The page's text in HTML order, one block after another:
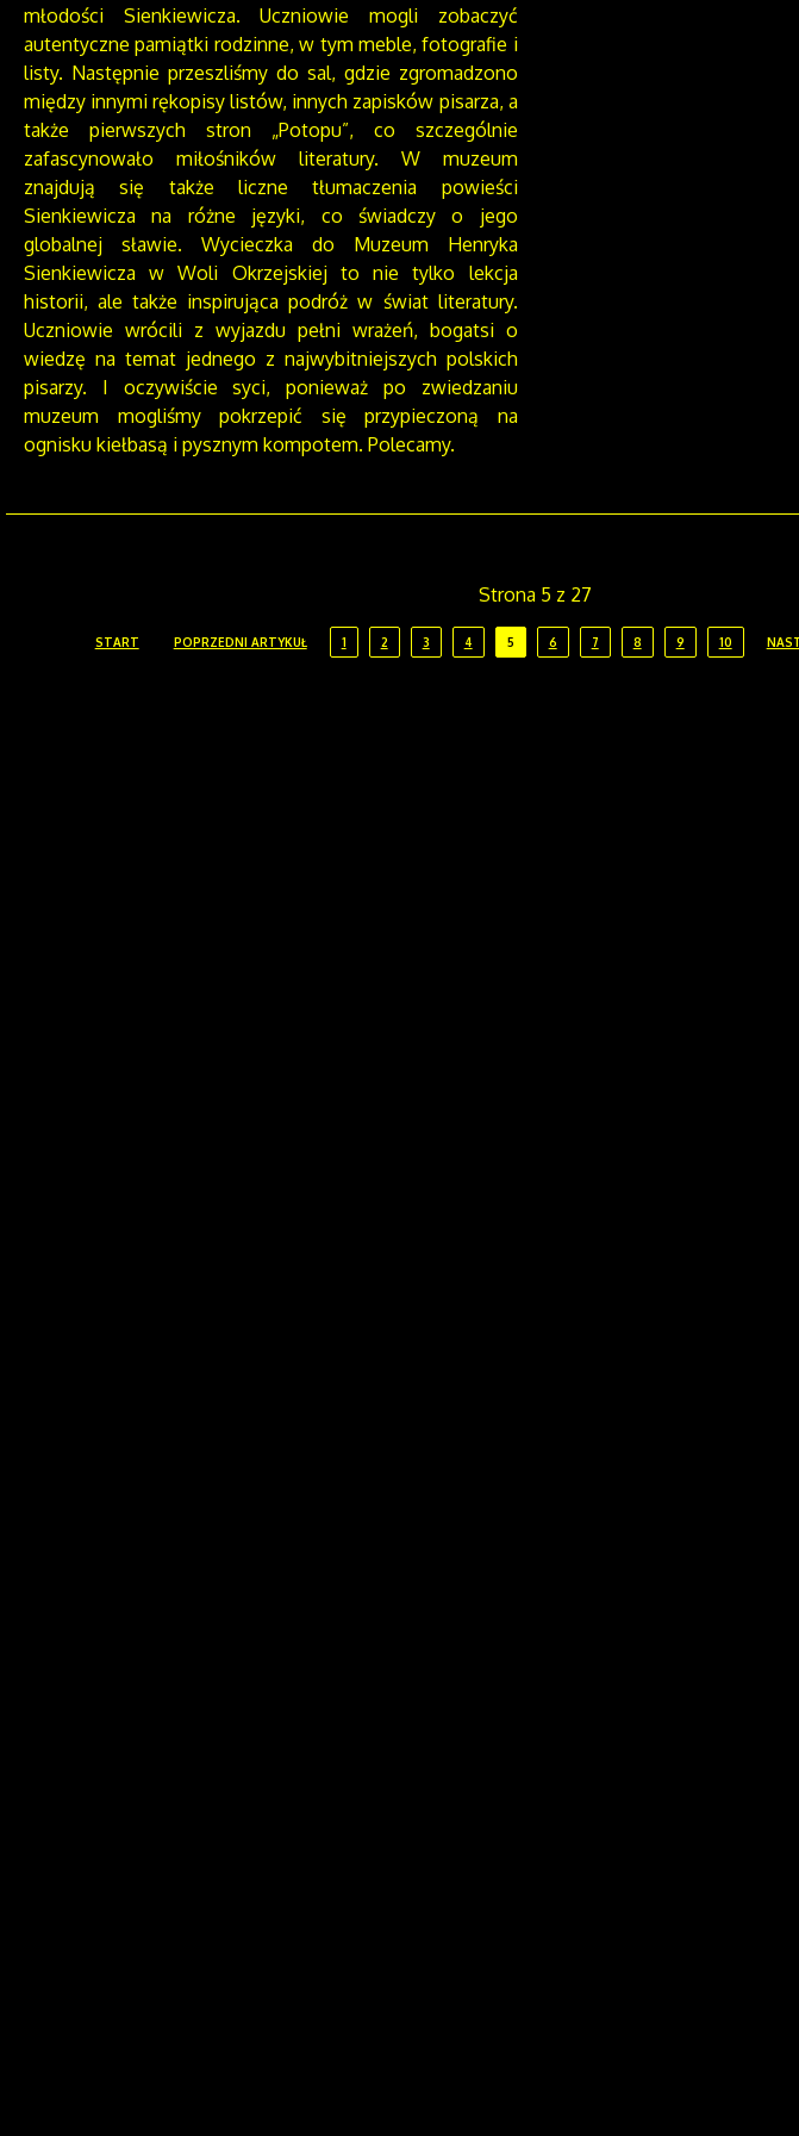
młodości Sienkiewicza. Uczniowie mogli zobaczyć
autentyczne pamiątki rodzinne, w tym meble, fotografie i
listy. Następnie przeszliśmy do sal, gdzie zgromadzono
między innymi rękopisy listów, innych zapisków pisarza, a
także pierwszych stron „Potopu”, co szczególnie
zafascynowało miłośników literatury. W muzeum
znajdują się także liczne tłumaczenia powieści
Sienkiewicza na różne języki, co świadczy o jego
globalnej sławie. Wycieczka do Muzeum Henryka
Sienkiewicza w Woli Okrzejskiej to nie tylko lekcja
historii, ale także inspirująca podróż w świat literatury.
Uczniowie wrócili z wyjazdu pełni wrażeń, bogatsi o
wiedzę na temat jednego z najwybitniejszych polskich
pisarzy. I oczywiście syci, ponieważ po zwiedzaniu
muzeum mogliśmy pokrzepić się przypieczoną na
ognisku kiełbasą i pysznym kompotem. Polecamy.
Strona 5 z 27
START POPRZEDNI ARTYKUŁ 1 2 3 4 5 6 7 8 9 10